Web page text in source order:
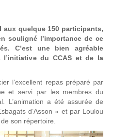
aux quelque 150 participants,
souligné l’importance de ce
C’est une bien agréable
du CCAS et de la
l’excellent repas préparé par
et servi par les membres du
L’animation a été assurée de
d’Asson » et par Loulou
son répertoire.